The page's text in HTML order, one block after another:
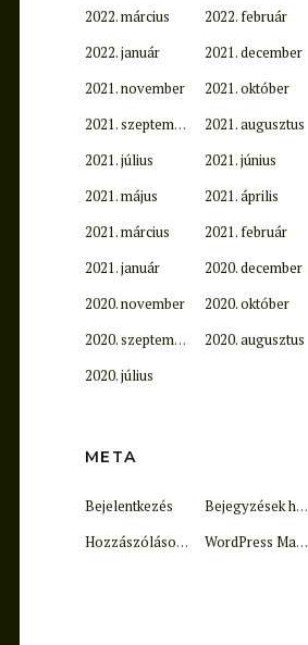
2022. március
2022. február
2022. január
2021. december
2021. november
2021. október
2021. szeptember
2021. augusztus
2021. július
2021. június
2021. május
2021. április
2021. március
2021. február
2021. január
2020. december
2020. november
2020. október
2020. szeptember
2020. augusztus
2020. július
META
Bejelentkezés
Bejegyzések hírcsatorna
Hozzászólások hírcsatorna
WordPress Magyarország